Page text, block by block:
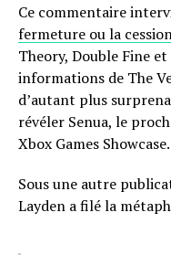
Ce commentaire
fermeture ou la
Theory, Double Fine
informations de The
d’autant plus
révéler Senua, le
Xbox Games Showcase.
Sous une autre
Layden a filé la